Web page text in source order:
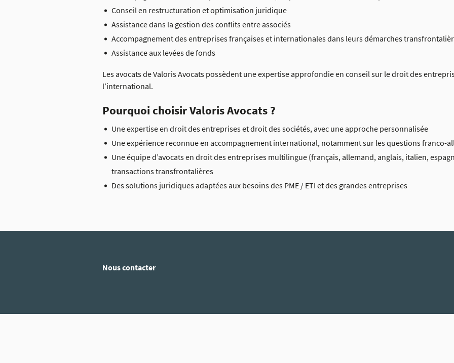
Conseil en restructuration et optimisation juridique
Assistance dans la gestion des conflits entre associés
Accompagnement des entreprises françaises et internationales dans leurs démarches
Assistance aux levées de fonds
Les avocats de Valoris Avocats possèdent une expertise approfondie en conseil sur le droit des
l’international.
Pourquoi choisir Valoris Avocats ?
Une expertise en droit des entreprises et droit des sociétés, avec une approche personnalisée
Une expérience reconnue en accompagnement international, notamment sur les questions franco-
Une équipe d’avocats en droit des entreprises multilingue (français, allemand, anglais, italien,
transactions transfrontalières
Des solutions juridiques adaptées aux besoins des PME / ETI et des grandes entreprises
Nous contacter